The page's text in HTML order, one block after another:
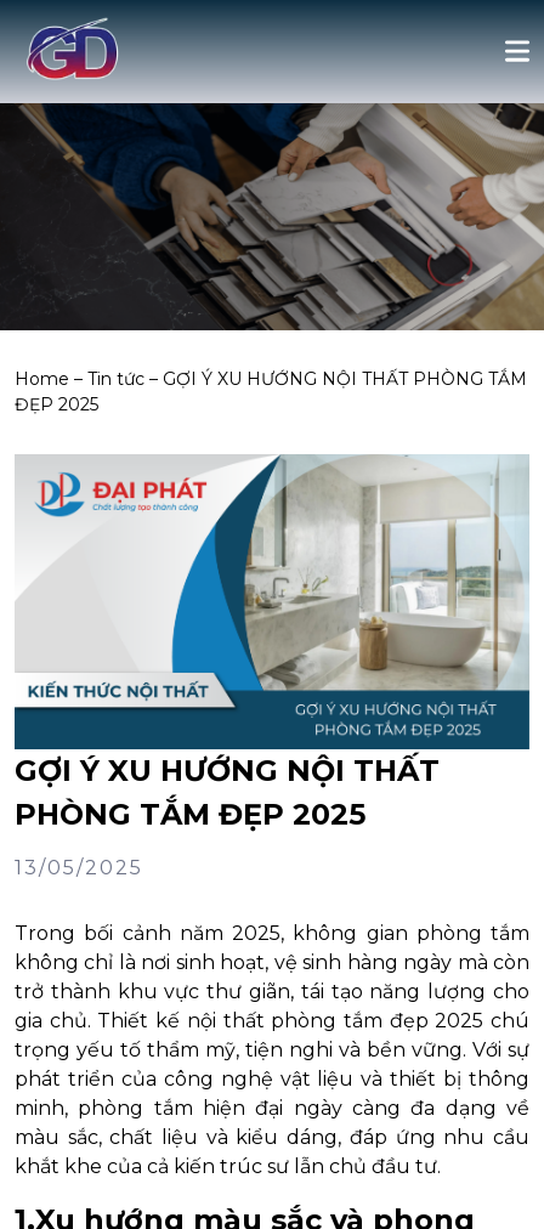
Home – Tin tức – GỢI Ý XU HƯỚNG NỘI THẤT PHÒNG TẮM
ĐẸP 2025
GỢI Ý XU HƯỚNG NỘI THẤT
PHÒNG TẮM ĐẸP 2025
13/05/2025
Trong bối cảnh năm 2025, không gian phòng tắm
không chỉ là nơi sinh hoạt, vệ sinh hàng ngày mà còn
trở thành khu vực thư giãn, tái tạo năng lượng cho
gia chủ. Thiết kế nội thất phòng tắm đẹp 2025 chú
trọng yếu tố thẩm mỹ, tiện nghi và bền vững. Với sự
phát triển của công nghệ vật liệu và thiết bị thông
minh, phòng tắm hiện đại ngày càng đa dạng về
màu sắc, chất liệu và kiểu dáng, đáp ứng nhu cầu
khắt khe của cả kiến trúc sư lẫn chủ đầu tư.
1.Xu hướng màu sắc và phong